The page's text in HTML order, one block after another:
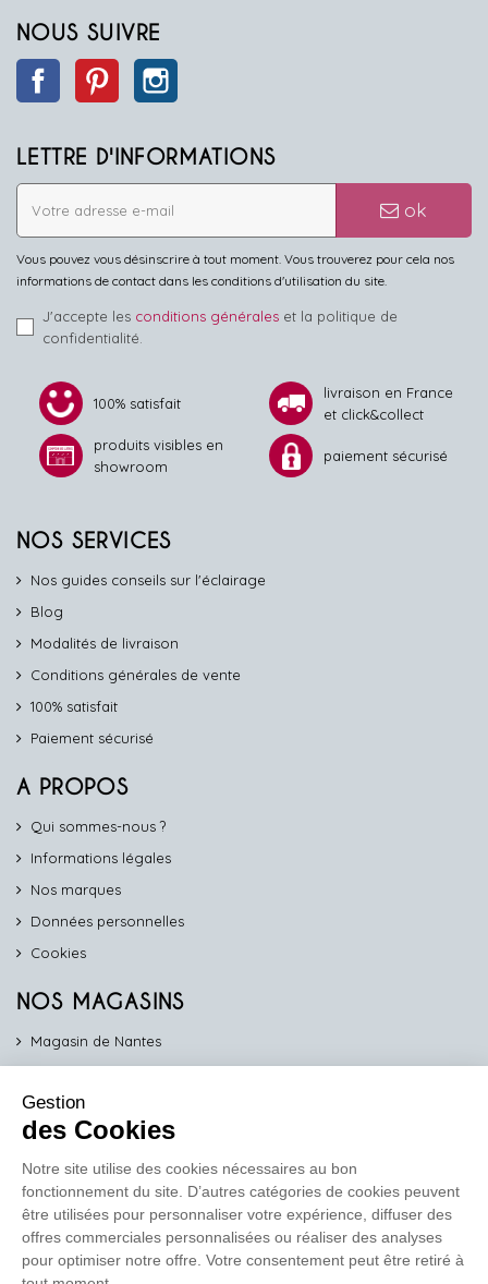
NOUS SUIVRE
Facebook Pinterest
LETTRE D'INFORMATIONS
ok
Vous pouvez vous désinscrire à tout moment. Vous trouverez pour cela nos
informations de contact dans les conditions d'utilisation du site.
J'accepte les conditions générales et la politique de
confidentialité.
100% satisfait
livraison en France
et click&collect
produits visibles en
showroom
paiement sécurisé
NOS SERVICES
Nos guides conseils sur l'éclairage
Blog
Modalités de livraison
Conditions générales de vente
100% satisfait
Paiement sécurisé
A PROPOS
Qui sommes-nous ?
Informations légales
Nos marques
Données personnelles
Cookies
NOS MAGASINS
Magasin de Nantes
Magasin de Vannes
Magasin d'Orléans
COMPTOIR PRO
work
Comptoir des Lustres vous propose ses services dédiés aux
Gestion
des Cookies
Notre site utilise des cookies nécessaires au bon
fonctionnement du site. D’autres catégories de cookies peuvent
être utilisées pour personnaliser votre expérience, diffuser des
offres commerciales personnalisées ou réaliser des analyses
pour optimiser notre offre. Votre consentement peut être retiré à